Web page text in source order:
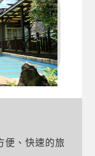
便、快速的旅